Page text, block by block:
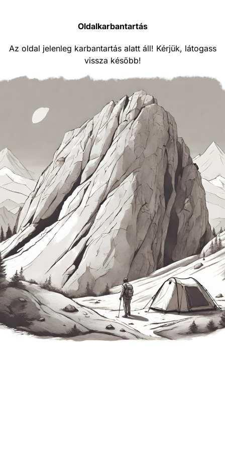
Oldalkarbantartás
Az oldal jelenleg karbantartás alatt áll! Kérjük, látogass
vissza később!